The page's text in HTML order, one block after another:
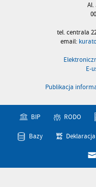
Al.
tel. centrala
email:
E-
Publikacja
BIP RODO
Bazy